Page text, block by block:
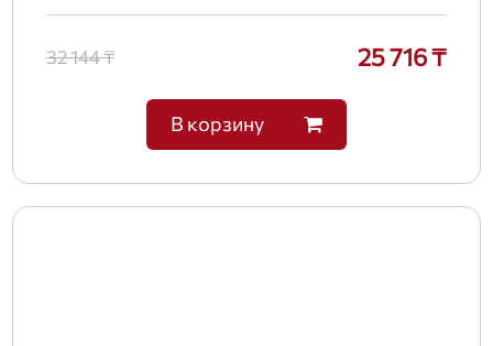
32 144 ₸ 25 716 ₸
В корзину